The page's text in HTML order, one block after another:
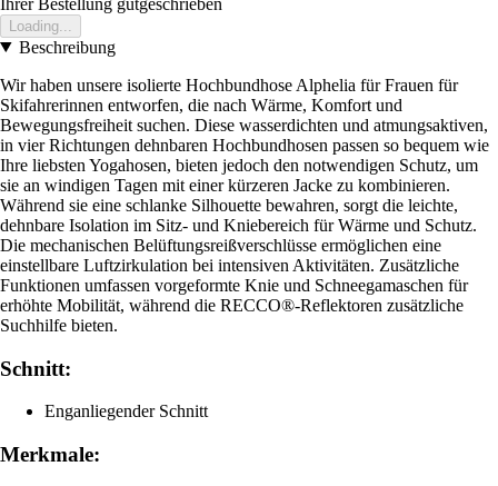
Loading...
Beschreibung
Wir haben unsere isolierte Hochbundhose Alphelia für Frauen für
Skifahrerinnen entworfen, die nach Wärme, Komfort und
Bewegungsfreiheit suchen. Diese wasserdichten und atmungsaktiven,
in vier Richtungen dehnbaren Hochbundhosen passen so bequem wie
Ihre liebsten Yogahosen, bieten jedoch den notwendigen Schutz, um
sie an windigen Tagen mit einer kürzeren Jacke zu kombinieren.
Während sie eine schlanke Silhouette bewahren, sorgt die leichte,
dehnbare Isolation im Sitz- und Kniebereich für Wärme und Schutz.
Die mechanischen Belüftungsreißverschlüsse ermöglichen eine
einstellbare Luftzirkulation bei intensiven Aktivitäten. Zusätzliche
Funktionen umfassen vorgeformte Knie und Schneegamaschen für
erhöhte Mobilität, während die RECCO®-Reflektoren zusätzliche
Suchhilfe bieten.
Schnitt:
Enganliegender Schnitt
Merkmale: